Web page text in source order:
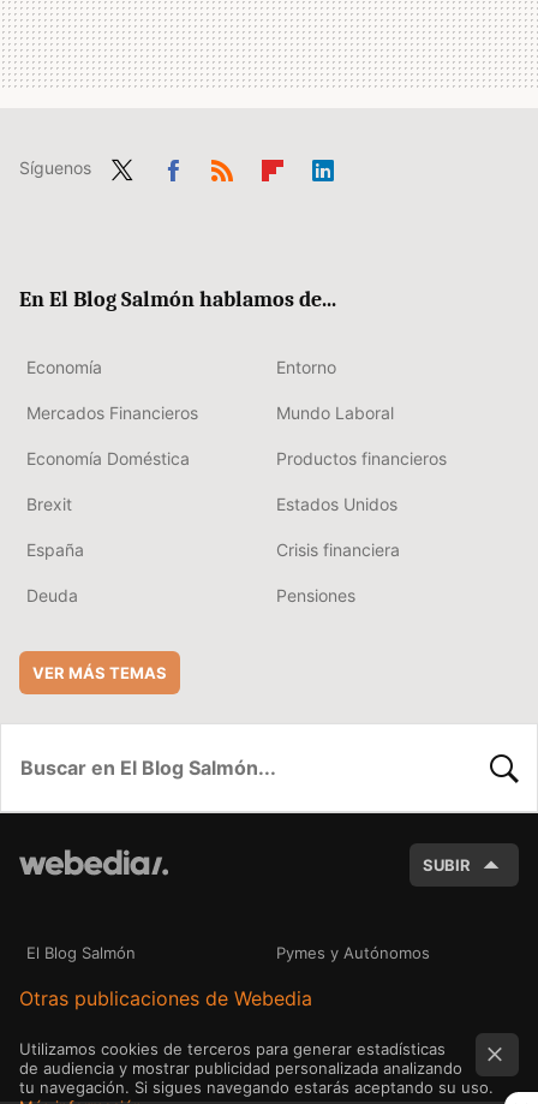
Síguenos
En El Blog Salmón hablamos de...
Economía Entorno
Mercados Financieros Mundo Laboral
Economía Doméstica Productos financieros
Brexit Estados Unidos
España Crisis financiera
Deuda Pensiones
VER MÁS TEMAS
SUBIR
El Blog Salmón Pymes y Autónomos
Otras publicaciones de Webedia
Utilizamos cookies de terceros para generar estadísticas
de audiencia y mostrar publicidad personalizada analizando
tu navegación. Si sigues navegando estarás aceptando su uso.